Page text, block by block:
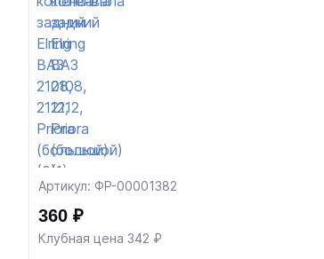
Артикул: ФР-00001382
360 ₽
Клубная цена 342 ₽